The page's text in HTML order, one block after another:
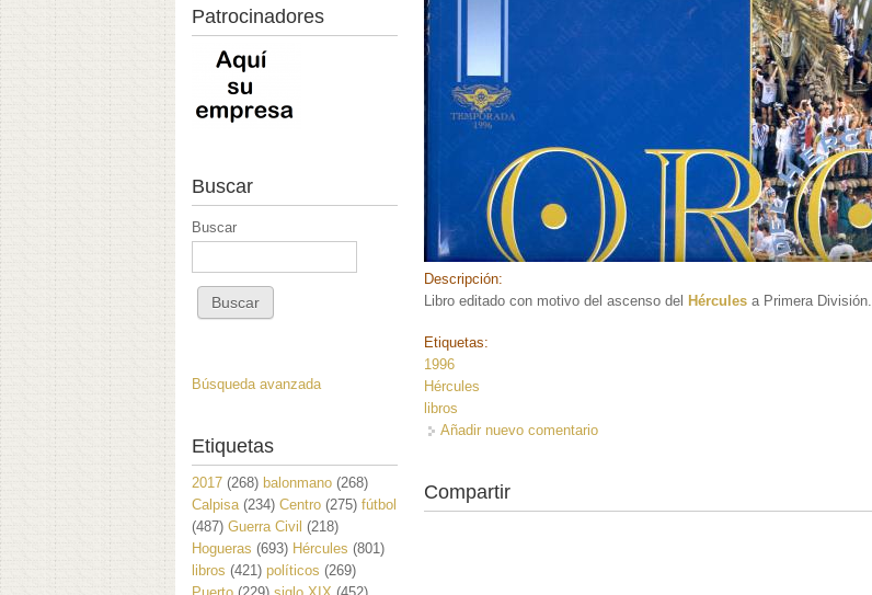
Descripción:
Libro editado con motivo del ascenso del Hércules a Primera División.
Etiquetas:
1996
Hércules
libros
Añadir nuevo comentario
Compartir
Patrocinadores
Buscar
Buscar
Búsqueda avanzada
Etiquetas
2017 (268) balonmano (268)
Calpisa (234) Centro (275) fútbol
(487) Guerra Civil (218)
Hogueras (693) Hércules (801)
libros (421) políticos (269)